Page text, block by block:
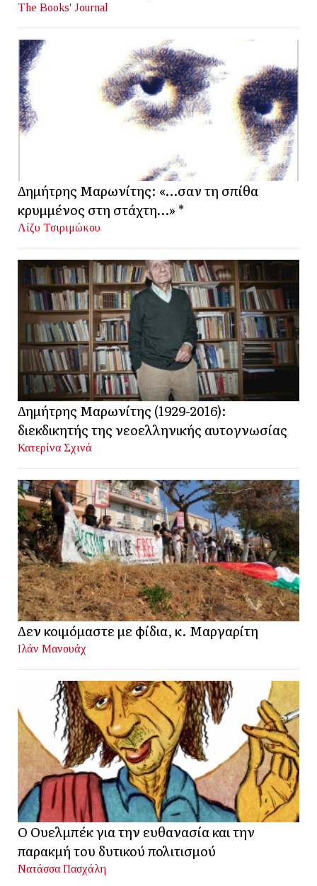
The Books' Journal
Δημήτρης Μαρωνίτης: «…σαν τη σπίθα
κρυμμένος στη στάχτη…» *
Λίζυ Τσιριμώκου
Δημήτρης Μαρωνίτης (1929-2016):
διεκδικητής της νεοελληνικής αυτογνωσίας
Κατερίνα Σχινά
Δεν κοιμόμαστε με φίδια, κ. Μαργαρίτη
Ιλάν Μανουάχ
Ο Ουελμπέκ για την ευθανασία και την
παρακμή του δυτικού πολιτισμού
Νατάσσα Πασχάλη